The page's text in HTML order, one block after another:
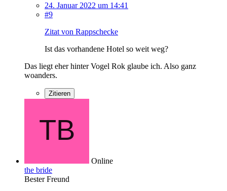
24. Januar 2022 um 14:41
#9
Zitat von Rappschecke
Ist das vorhandene Hotel so weit weg?
Das liegt eher hinter Vogel Rok glaube ich. Also ganz
woanders.
Zitieren
Online
the bride
Bester Freund